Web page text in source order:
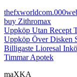
buy Zithromax
Uppköp Utan Recept
Uppköp Över Disken
Billigaste Lioresal
Timmar Apotek
maXKA